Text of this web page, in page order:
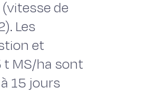
de
Les
et
t MS/ha sont
15 jours